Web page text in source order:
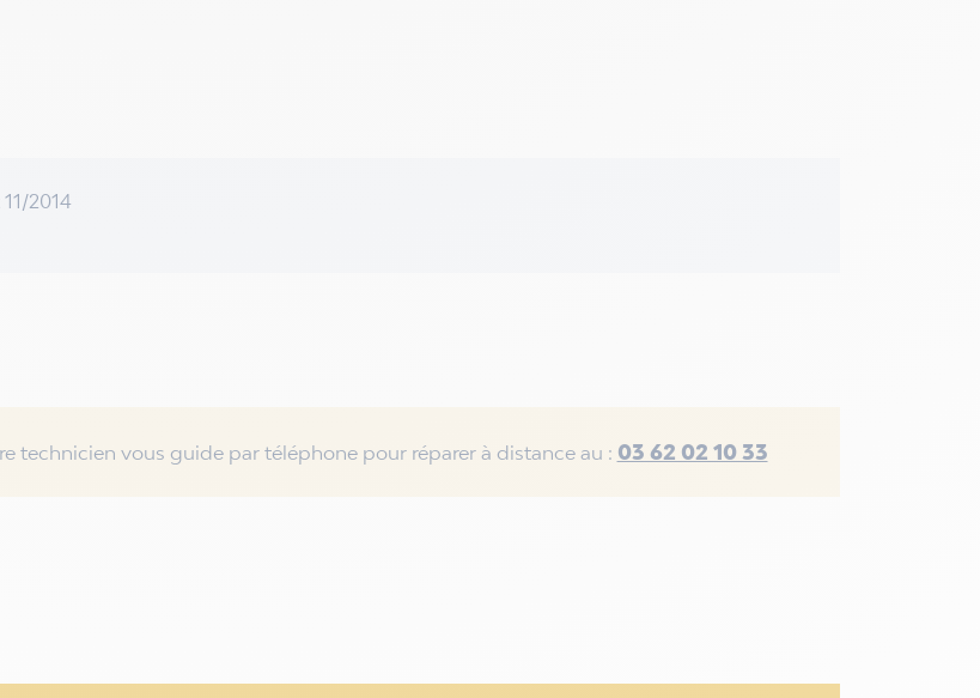
2014
technicien vous guide par téléphone pour réparer à distance au : 03 62 02 10 33